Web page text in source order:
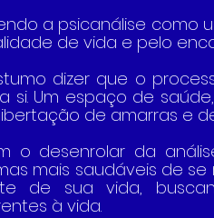
a psicanálise como
de vida e pelo
dizer que o
si. Um espaço de
de amarras e
o desenrolar da
mais saudáveis de
de sua vida,
à vida.